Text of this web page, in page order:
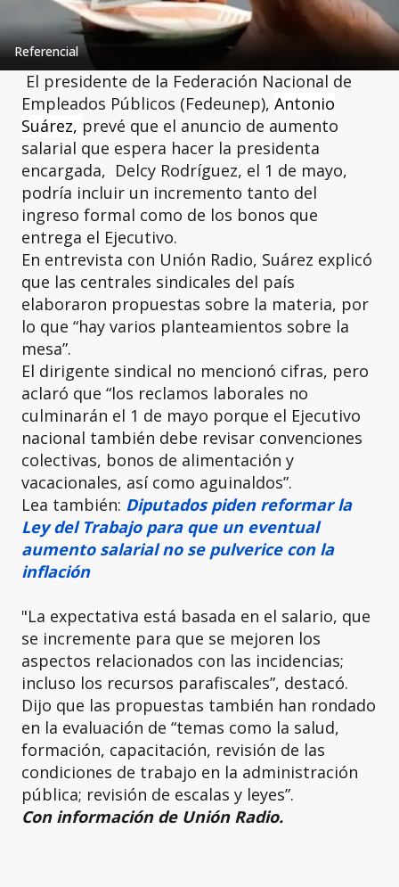
Referencial
El presidente de la Federación Nacional de
Empleados Públicos (Fedeunep), Antonio
Suárez, prevé que el anuncio de aumento
salarial que espera hacer la presidenta
encargada, Delcy Rodríguez, el 1 de mayo,
podría incluir un incremento tanto del
ingreso formal como de los bonos que
entrega el Ejecutivo.
En entrevista con Unión Radio, Suárez explicó
que las centrales sindicales del país
elaboraron propuestas sobre la materia, por
lo que “hay varios planteamientos sobre la
mesa”.
El dirigente sindical no mencionó cifras, pero
aclaró que “los reclamos laborales no
culminarán el 1 de mayo porque el Ejecutivo
nacional también debe revisar convenciones
colectivas, bonos de alimentación y
vacacionales, así como aguinaldos”.
Lea también: Diputados piden reformar la
Ley del Trabajo para que un eventual
aumento salarial no se pulverice con la
inflación
"La expectativa está basada en el salario, que
se incremente para que se mejoren los
aspectos relacionados con las incidencias;
incluso los recursos parafiscales”, destacó.
Dijo que las propuestas también han rondado
en la evaluación de “temas como la salud,
formación, capacitación, revisión de las
condiciones de trabajo en la administración
pública; revisión de escalas y leyes”.
Con información de Unión Radio.